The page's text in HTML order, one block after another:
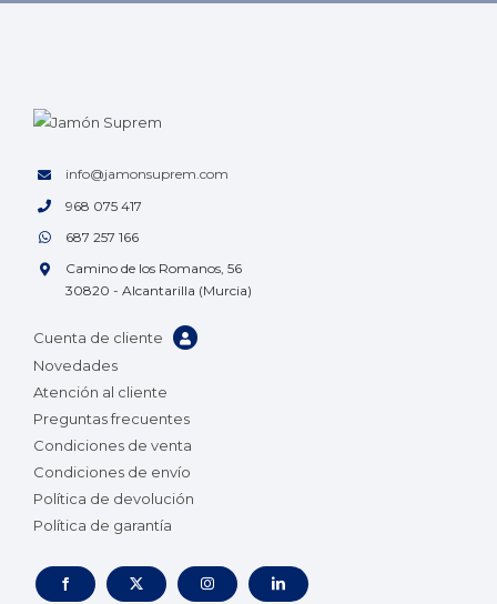
info@jamonsuprem.com
968 075 417
687 257 166
Camino de los Romanos, 56
30820 - Alcantarilla (Murcia)
Cuenta de cliente
Novedades
Atención al cliente
Preguntas frecuentes
Condiciones de venta
Condiciones de envío
Política de devolución
Política de garantía